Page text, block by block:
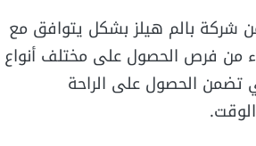
شركة بالم هيلز بشكل يتوافق مع
من فرص الحصول على مختلف أنواع
تضمن الحصول على الراحة